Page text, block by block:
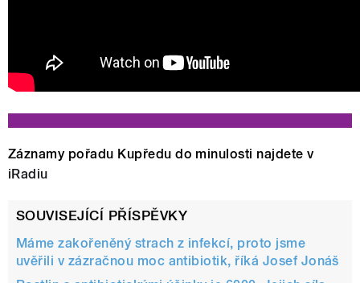
Záznamy pořadu Kupředu do minulosti najdete v
iRadiu
SOUVISEJÍCÍ PŘÍSPĚVKY
Máme zakořeněný strach z infekcí, proto jsme
uvěřili v zázračnou moc antibiotik, říká Josef Jonáš